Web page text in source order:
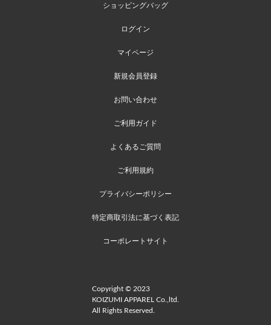
ショッピングバッグ
ログイン
マイページ
新規会員登録
お問い合わせ
ご利用ガイド
よくあるご質問
ご利用規約
プライバシーポリシー
特定商取引法に基づく表記
コーポレートサイト
Copyright © 2023
KOIZUMI APPAREL Co.,ltd.
All Rights Reserved.